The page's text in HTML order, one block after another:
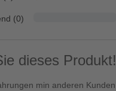
(0)
dieses Produkt!
min anderen Kunden